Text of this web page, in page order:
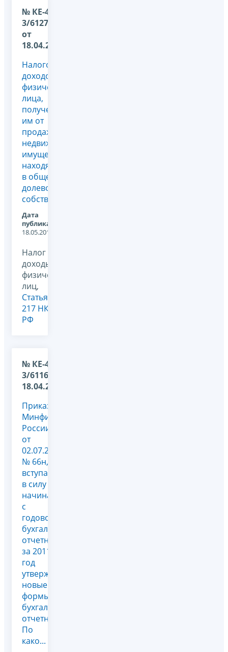
№ КЕ-4-
3/6127@
от
18.04.2011
Налогообложение
доходов
физического
лица,
полученных
им от
продажи
недвижимого
имущества,
находящегося
в общей
долевой
собственности
Дата
публикации:
18.05.2012
Налог на
доходы
физических
лиц,
Статья
217 НК
РФ
№ КЕ-4-
3/6116 от
18.04.2011
Приказом
Минфина
России
от
02.07.2010
№ 66н,
вступающим
в силу
начиная
с
годовой
бухгалтерской
отчетности
за 2011
год
утверждены
новые
формы
бухгалтерской
отчетности.
По
како...